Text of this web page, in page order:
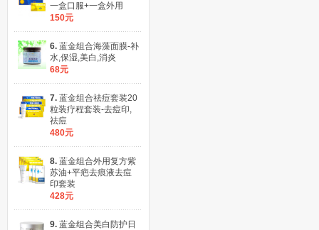
一盒口服+一盒外用
150元
6. 蓝金组合海藻面膜-补
水,保湿,美白,消炎
68元
7. 蓝金组合祛痘套装20
粒装疗程套装-去痘印,
祛痘
480元
8. 蓝金组合外用复方紫
苏油+平疤去痕液去痘
印套装
428元
9. 蓝金组合美白防护日